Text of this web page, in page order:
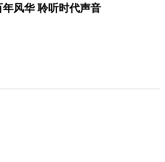
风华 聆听时代声音